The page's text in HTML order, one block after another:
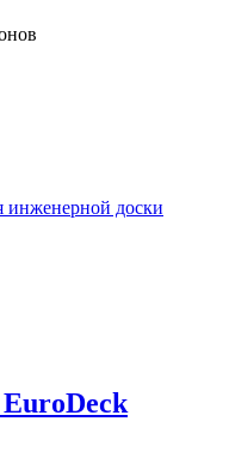
инженерной доски